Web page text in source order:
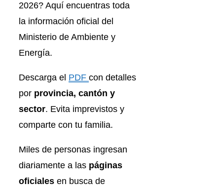
2026? Aquí encuentras toda
la información oficial del
Ministerio de Ambiente y
Energía.
Descarga el PDF con detalles
por provincia, cantón y
sector. Evita imprevistos y
comparte con tu familia.
Miles de personas ingresan
diariamente a las páginas
oficiales en busca de